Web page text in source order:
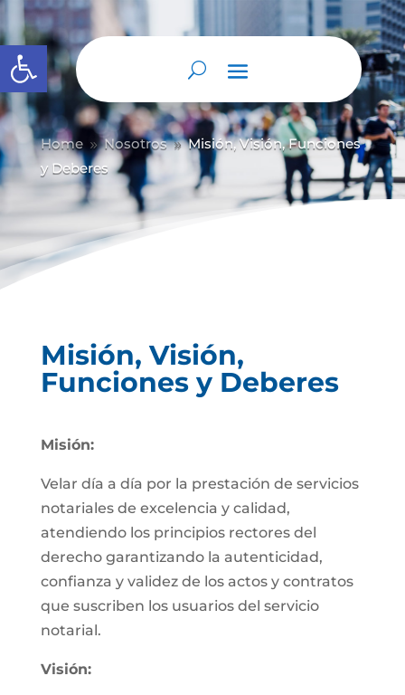
Abrir barra de herramientas
Home 9 Nosotros 9 Misión, Visión, Funciones
y Deberes
Misión, Visión,
Funciones y Deberes
Misión:
Velar día a día por la prestación de servicios
notariales de excelencia y calidad,
atendiendo los principios rectores del
derecho garantizando la autenticidad,
confianza y validez de los actos y contratos
que suscriben los usuarios del servicio
notarial.
Visión: